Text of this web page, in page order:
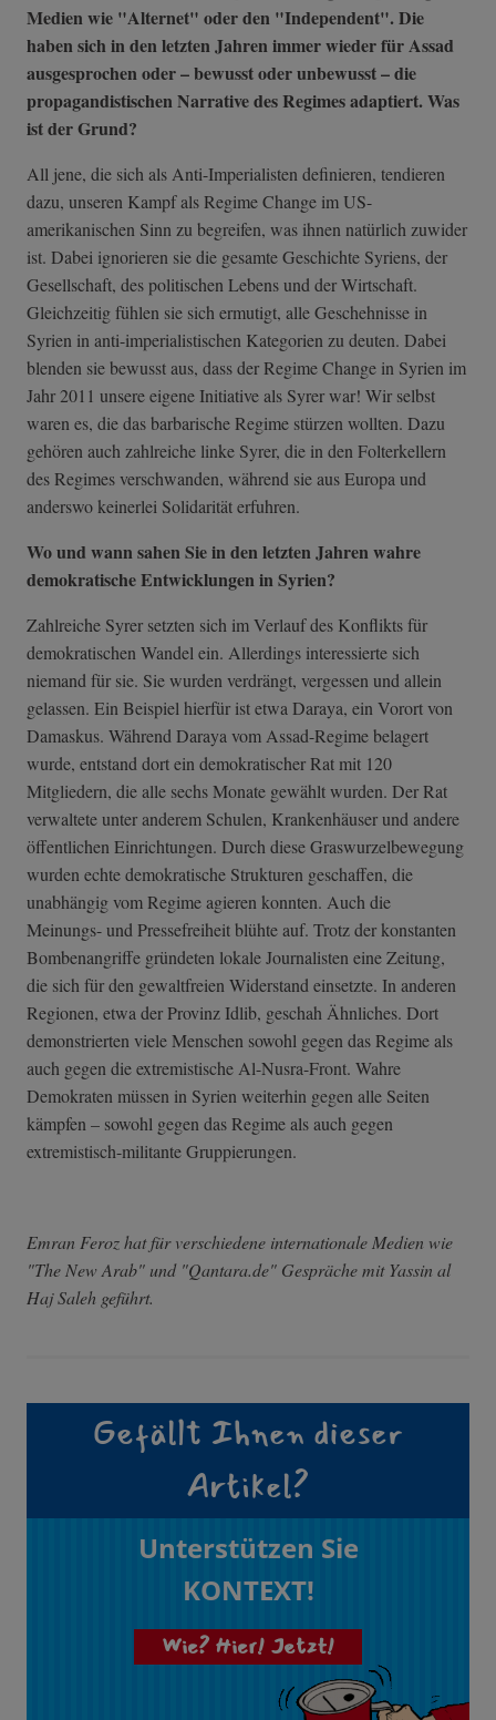
Medien wie "Alternet" oder den "Independent". Die
haben sich in den letzten Jahren immer wieder für Assad
ausgesprochen oder– bewusst oder unbewusst– die
propagandistischen Narrative des Regimes adaptiert. Was
ist der Grund?
All jene, die sich als Anti-Imperialisten definieren, tendieren
dazu, unseren Kampf als Regime Change im US-
amerikanischen Sinn zu begreifen, was ihnen natürlich zuwider
ist. Dabei ignorieren sie die gesamte Geschichte Syriens, der
Gesellschaft, des politischen Lebens und der Wirtschaft.
Gleichzeitig fühlen sie sich ermutigt, alle Geschehnisse in
Syrien in anti-imperialistischen Kategorien zu deuten. Dabei
blenden sie bewusst aus, dass der Regime Change in Syrien im
Jahr 2011 unsere eigene Initiative als Syrer war! Wir selbst
waren es, die das barbarische Regime stürzen wollten. Dazu
gehören auch zahlreiche linke Syrer, die in den Folterkellern
des Regimes verschwanden, während sie aus Europa und
anderswo keinerlei Solidarität erfuhren.
Wo und wann sahen Sie in den letzten Jahren wahre
demokratische Entwicklungen in Syrien?
Zahlreiche Syrer setzten sich im Verlauf des Konflikts für
demokratischen Wandel ein. Allerdings interessierte sich
niemand für sie. Sie wurden verdrängt, vergessen und allein
gelassen. Ein Beispiel hierfür ist etwa Daraya, ein Vorort von
Damaskus. Während Daraya vom Assad-Regime belagert
wurde, entstand dort ein demokratischer Rat mit 120
Mitgliedern, die alle sechs Monate gewählt wurden. Der Rat
verwaltete unter anderem Schulen, Krankenhäuser und andere
öffentlichen Einrichtungen. Durch diese Graswurzelbewegung
wurden echte demokratische Strukturen geschaffen, die
unabhängig vom Regime agieren konnten. Auch die
Meinungs- und Pressefreiheit blühte auf. Trotz der konstanten
Bombenangriffe gründeten lokale Journalisten eine Zeitung,
die sich für den gewaltfreien Widerstand einsetzte. In anderen
Regionen, etwa der Provinz Idlib, geschah Ähnliches. Dort
demonstrierten viele Menschen sowohl gegen das Regime als
auch gegen die extremistische Al-Nusra-Front. Wahre
Demokraten müssen in Syrien weiterhin gegen alle Seiten
kämpfen – sowohl gegen das Regime als auch gegen
extremistisch-militante Gruppierungen.
Emran Feroz hat für verschiedene internationale Medien wie
"The New Arab" und "Qantara.de" Gespräche mit Yassin al
Haj Saleh geführt.
Gefällt Ihnen dieser
Artikel?
Unterstützen Sie
KONTEXT!
Wie? Hier! Jetzt!